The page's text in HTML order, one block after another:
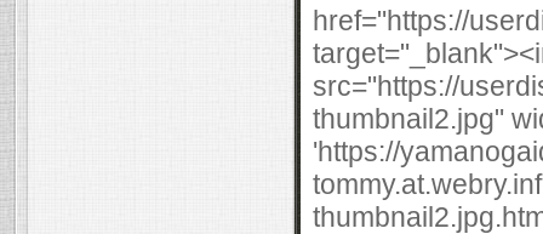
href="https://
src="https://
thumbnail2.jpg"
'https://